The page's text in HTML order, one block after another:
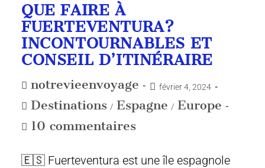
QUE FAIRE À
FUERTEVENTURA?
INCONTOURNABLES ET
CONSEIL D’ITINÉRAIRE
notrevieenvoyage février 4, 2024
Destinations / Espagne / Europe
10 commentaires
🇪🇸 Fuerteventura est une île espagnole